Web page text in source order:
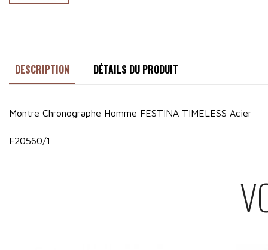
DESCRIPTION DÉTAILS DU PRODUIT
Montre Chronographe Homme FESTINA TIMELESS Acier
F20560/1